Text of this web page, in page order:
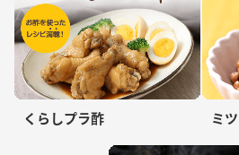
くらしプラ酢 ミ